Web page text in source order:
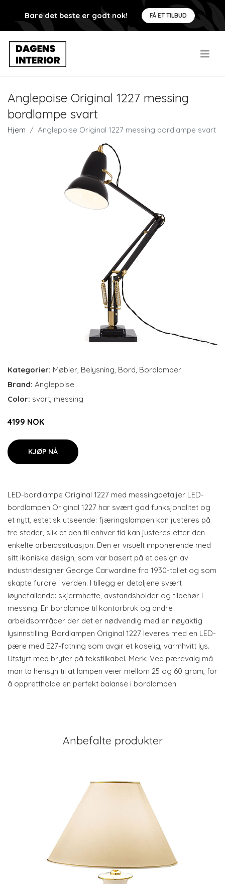
Bare det beste er godt nok! FÅ ET TILBUD
Anglepoise Original 1227 messing
bordlampe svart
Hjem Anglepoise Original 1227 messing bordlampe svart
Kategorier: Møbler, Belysning, Bord, Bordlamper
Brand: Anglepoise
Color: svart, messing
4199 NOK
KJØP NÅ
LED-bordlampe Original 1227 med messingdetaljer LED-
bordlampen Original 1227 har svært god funksjonalitet og
et nytt, estetisk utseende: fjæringslampen kan justeres på
tre steder, slik at den til enhver tid kan justeres etter den
enkelte arbeidssituasjon. Den er visuelt imponerende med
sitt ikoniske design, som var basert på et design av
industridesigner George Carwardine fra 1930-tallet og som
skapte furore i verden. I tillegg er detaljene svært
iøynefallende: skjermhette, avstandsholder og tilbehør i
messing. En bordlampe til kontorbruk og andre
arbeidsområder der det er nødvendig med en nøyaktig
lysinnstilling. Bordlampen Original 1227 leveres med en LED-
pære med E27-fatning som avgir et koselig, varmhvitt lys.
Utstyrt med bryter på tekstilkabel. Merk: Ved pærevalg må
man ta hensyn til at lampen veier mellom 25 og 60 gram, for
å opprettholde en perfekt balanse i bordlampen.
Anbefalte produkter